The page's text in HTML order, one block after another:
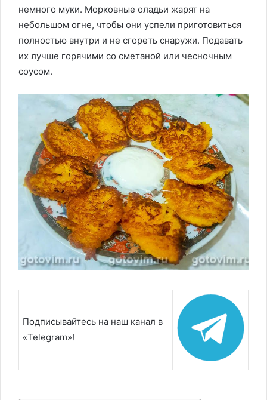
немного муки. Морковные оладьи жарят на
небольшом огне, чтобы они успели приготовиться
полностью внутри и не сгореть снаружи. Подавать
их лучше горячими со сметаной или чесночным
соусом.
Подписывайтесь на наш канал в
«Telegram»!